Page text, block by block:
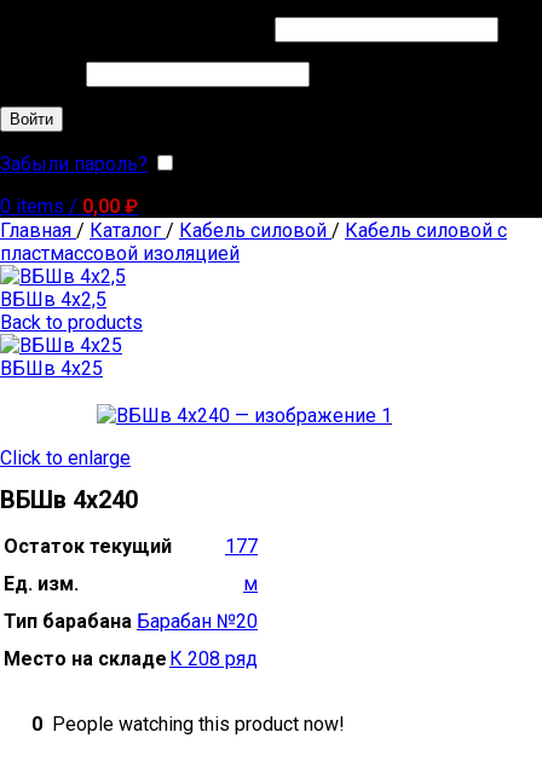
Войти
Забыли пароль?
0 items / 0,00 ₽
Главная / Каталог / Кабель силовой / Кабель силовой с
пластмассовой изоляцией
ВБШв 4х2,5
Back to products
ВБШв 4х25
Click to enlarge
ВБШв 4х240
Остаток текущий
177
Ед. изм.
м
Тип барабана Барабан №20
Место на складе К 208 ряд
0 People watching this product now!